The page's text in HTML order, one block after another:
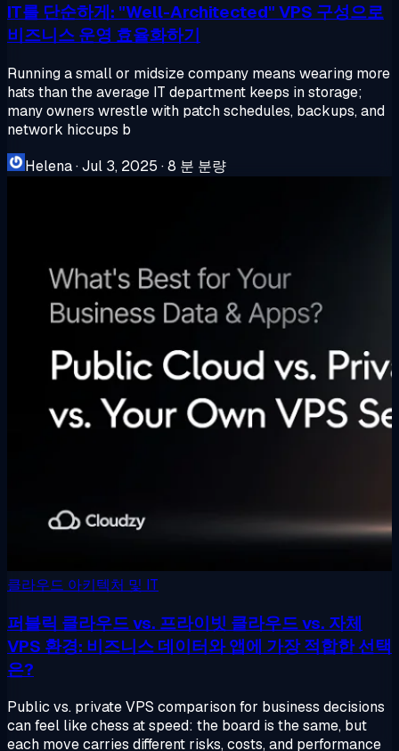
IT를 단순하게: "Well-Architected" VPS 구성으로
비즈니스 운영 효율화하기
Running a small or midsize company means wearing more
hats than the average IT department keeps in storage;
many owners wrestle with patch schedules, backups, and
network hiccups b
Helena·Jul 3, 2025 ·8 분 분량
클라우드 아키텍처 및 IT
퍼블릭 클라우드 vs. 프라이빗 클라우드 vs. 자체
VPS 환경: 비즈니스 데이터와 앱에 가장 적합한 선택
은?
Public vs. private VPS comparison for business decisions
can feel like chess at speed: the board is the same, but
each move carries different risks, costs, and performance